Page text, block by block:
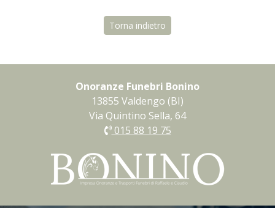
Torna indietro
Onoranze Funebri Bonino
13855 Valdengo (BI)
Via Quintino Sella, 64
015 88 19 75